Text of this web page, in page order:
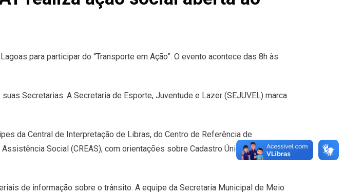
para participar do “Transporte em Ação”. O evento acontece das 8h às
Secretarias. A Secretaria de Esporte, Juventude e Lazer (SEJUVEL) marca
da Central de Interpretação de Libras, do Centro de Referência de
Social (CREAS), com orientações sobre Cadastro Único, benefícios
de informação sobre o trânsito. A equipe da Secretaria Municipal de Meio